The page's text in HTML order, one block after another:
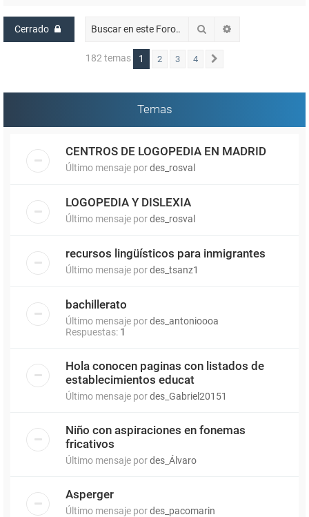
Cerrado Buscar
182 temas 1 2 3 4
Temas
CENTROS DE LOGOPEDIA EN MADRID
Último mensaje pordes_rosval
LOGOPEDIA Y DISLEXIA
Último mensaje pordes_rosval
recursos lingüísticos para inmigrantes
Último mensaje pordes_tsanz1
bachillerato
Último mensaje pordes_antonioooa
Respuestas: 1
Hola conocen paginas con listados de
establecimientos educat
Último mensaje pordes_Gabriel20151
Niño con aspiraciones en fonemas
fricativos
Último mensaje pordes_Álvaro
Asperger
Último mensaje pordes_pacomarin